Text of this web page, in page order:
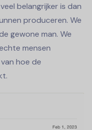
belangrijker is dan
produceren. We
gewone man. We
mensen
hoe de